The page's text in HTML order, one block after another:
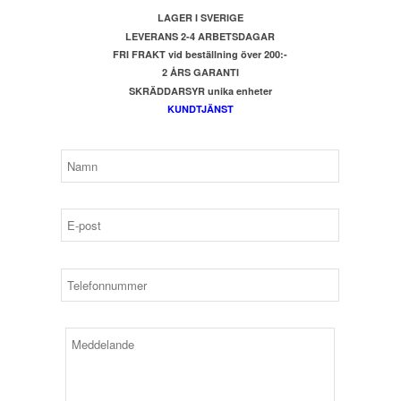
LAGER I SVERIGE
LEVERANS 2-4 ARBETSDAGAR
FRI FRAKT vid beställning över 200:-
2 ÅRS GARANTI
SKRÄDDARSYR unika enheter
KUNDTJÄNST